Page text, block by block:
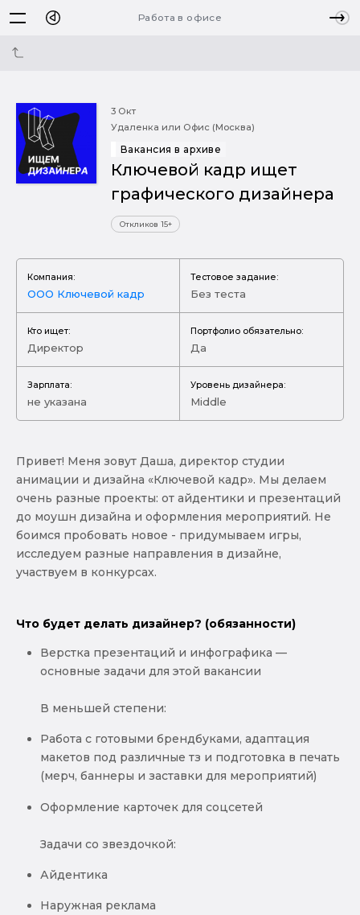
Работа в офисе
3 Окт
Удаленка или Офис (Москва)
Вакансия в архиве
Ключевой кадр ищет
графического дизайнера
Откликов 15+
Компания:
ООО Ключевой кадр
Тестовое задание:
Без теста
Кто ищет:
Директор
Портфолио обязательно:
Да
Зарплата:
не указана
Уровень дизайнера:
Middle
Привет! Меня зовут Даша, директор студии
анимации и дизайна «Ключевой кадр». Мы делаем
очень разные проекты: от айдентики и презентаций
до моушн дизайна и оформления мероприятий. Не
боимся пробовать новое - придумываем игры,
исследуем разные направления в дизайне,
участвуем в конкурсах.
Что будет делать дизайнер? (обязанности)
Верстка презентаций и инфографика —
основные задачи для этой вакансии
В меньшей степени:
Работа с готовыми брендбуками, адаптация
макетов под различные тз и подготовка в печать
(мерч, баннеры и заставки для мероприятий)
Оформление карточек для соцсетей
Задачи со звездочкой:
Айдентика
Наружная реклама